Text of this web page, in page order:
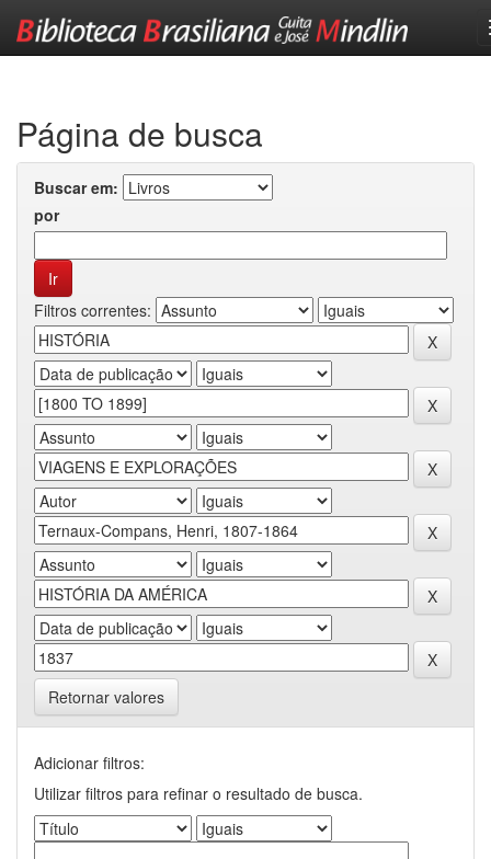
Página de busca
Buscar em:
por
Filtros correntes:
Retornar valores
Adicionar filtros:
Utilizar filtros para refinar o resultado de busca.